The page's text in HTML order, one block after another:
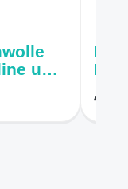
uni
4,50